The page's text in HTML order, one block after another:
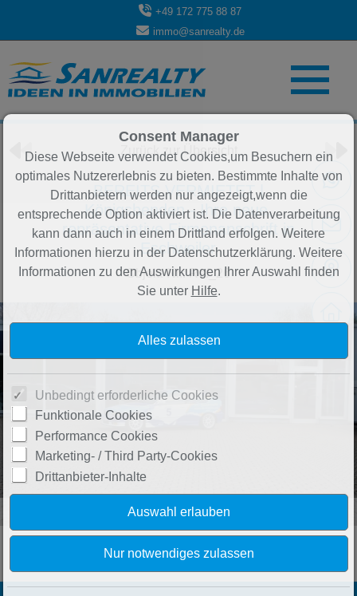
+49 172 775 88 87
immo@sanrealty.de
Objekt 3 von 84
Zurück zur Übersicht
BEREITS VERMIETET |
Königsbenden - Ihre neue,
repräsentative Firmenanschrift in
Eschweiler
Objekt-Nr.: Ref_26
30439-2171-4-g
Consent Manager
Diese Webseite verwendet Cookies,um Besuchern ein
optimales Nutzererlebnis zu bieten. Bestimmte Inhalte von
Drittanbietern werden nur angezeigt,wenn die
entsprechende Option aktiviert ist. Die Datenverarbeitung
kann dann auch in einem Drittland erfolgen. Weitere
Informationen hierzu in der Datenschutzerklärung. Weitere
Informationen zu den Auswirkungen Ihrer Auswahl finden
Sie unter Hilfe.
Unbedingt erforderliche Cookies
Funktionale Cookies
Performance Cookies
Marketing- / Third Party-Cookies
Drittanbieter-Inhalte